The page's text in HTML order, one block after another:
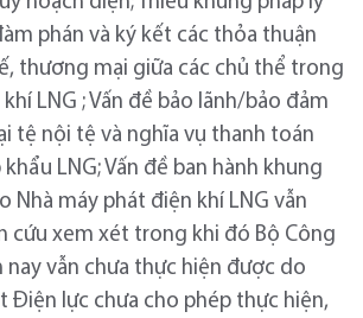
phán và ký kết các thỏa thuận
thương mại giữa các chủ thể trong
LNG ; Vấn đề bảo lãnh/bảo đảm
tệ nội tệ và nghĩa vụ thanh toán
LNG; Vấn đề ban hành khung
Nhà máy phát điện khí LNG vẫn
cứu xem xét trong khi đó Bộ Công
nay vẫn chưa thực hiện được do
Điện lực chưa cho phép thực hiện,